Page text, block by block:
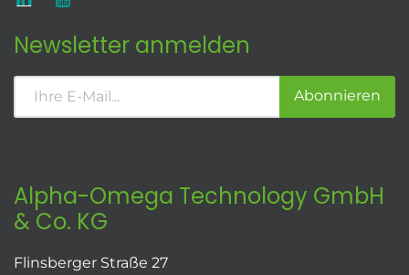
Newsletter anmelden
Abonnieren
Alpha-Omega Technology GmbH
& Co. KG
Flinsberger Straße 27